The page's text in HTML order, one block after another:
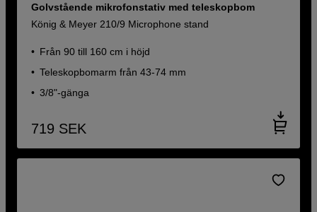
Golvstående mikrofonstativ med teleskopbom
König & Meyer 210/9 Microphone stand
Från 90 till 160 cm i höjd
Teleskopbomarm från 43-74 mm
3/8"-gänga
719 SEK